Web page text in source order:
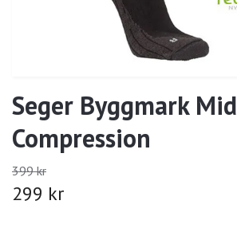
Seger Byggmark Mid
Compression
399 kr
299 kr